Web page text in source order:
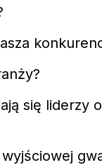
się liderzy
wyjściowej